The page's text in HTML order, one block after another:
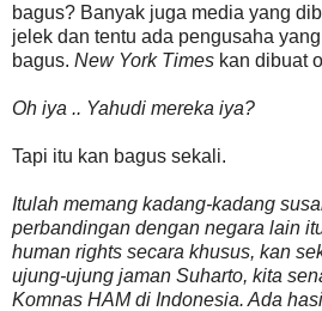
bagus? Banyak juga media yang
jelek dan tentu ada pengusaha
bagus. New York Times kan dibuat
Oh iya .. Yahudi mereka iya?
Tapi itu kan bagus sekali.
Itulah memang kadang-kadang
perbandingan dengan negara lain
human rights secara khusus, kan
ujung-ujung jaman Suharto, kita
Komnas HAM di Indonesia. Ada